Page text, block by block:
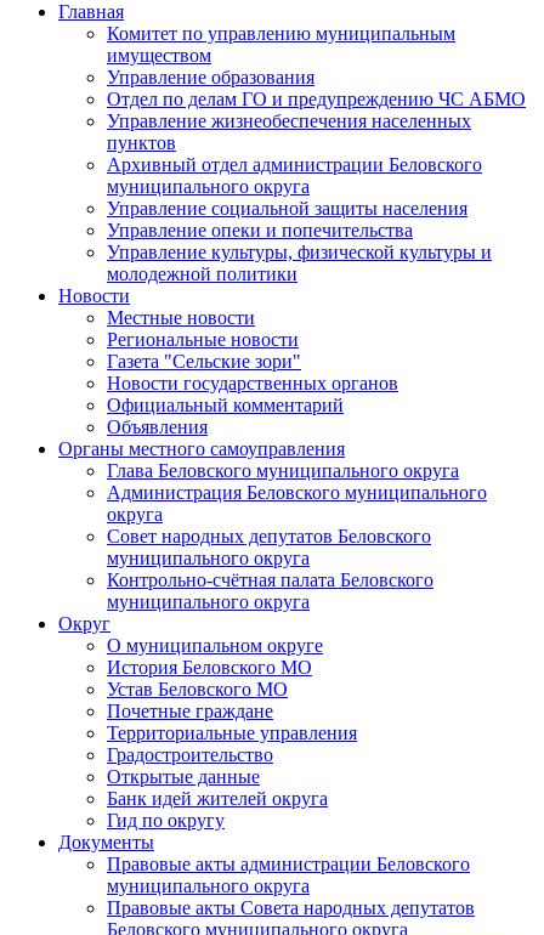
Главная
Комитет по управлению муниципальным
имуществом
Управление образования
Отдел по делам ГО и предупреждению ЧС АБМО
Управление жизнеобеспечения населенных
пунктов
Архивный отдел администрации Беловского
муниципального округа
Управление социальной защиты населения
Управление опеки и попечительства
Управление культуры, физической культуры и
молодежной политики
Новости
Местные новости
Региональные новости
Газета "Сельские зори"
Новости государственных органов
Официальный комментарий
Объявления
Органы местного самоуправления
Глава Беловского муниципального округа
Администрация Беловского муниципального
округа
Совет народных депутатов Беловского
муниципального округа
Контрольно-счётная палата Беловского
муниципального округа
Округ
О муниципальном округе
История Беловского МО
Устав Беловского МО
Почетные граждане
Территориальные управления
Градостроительство
Открытые данные
Банк идей жителей округа
Гид по округу
Документы
Правовые акты администрации Беловского
муниципального округа
Правовые акты Совета народных депутатов
Беловского муниципального округа